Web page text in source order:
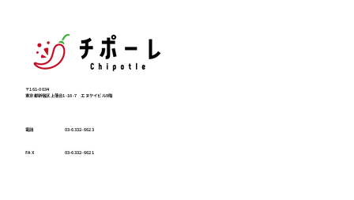
〒161-0034
東京都新宿区上落合1-16-7 エヌケイビル9階
電話
FAX
03-6332-6623
03-6332-6621